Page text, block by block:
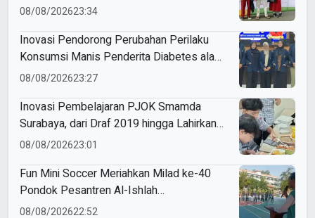
08/08/202623:34
Inovasi Pendorong Perubahan Perilaku
Konsumsi Manis Penderita Diabetes ala
Mahasiswa Unesa
08/08/202623:27
Inovasi Pembelajaran PJOK Smamda
Surabaya, dari Draf 2019 hingga Lahirkan
Modul Gizi Digital
08/08/202623:01
Fun Mini Soccer Meriahkan Milad ke-40
Pondok Pesantren Al-Ishlah
Sendangagung
08/08/202622:52